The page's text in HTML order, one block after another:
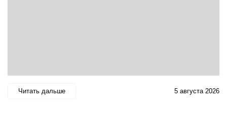
Читать дальше 5 августа 2026